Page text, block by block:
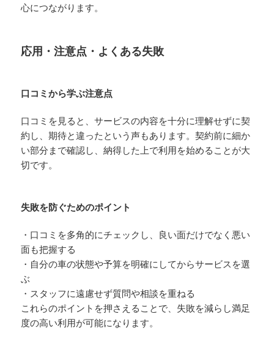
心につながります。
応用・注意点・よくある失敗
口コミから学ぶ注意点
口コミを見ると、サービスの内容を十分に理解せずに契
約し、期待と違ったという声もあります。契約前に細か
い部分まで確認し、納得した上で利用を始めることが大
切です。
失敗を防ぐためのポイント
・口コミを多角的にチェックし、良い面だけでなく悪い
面も把握する
・自分の車の状態や予算を明確にしてからサービスを選
ぶ
・スタッフに遠慮せず質問や相談を重ねる
これらのポイントを押さえることで、失敗を減らし満足
度の高い利用が可能になります。